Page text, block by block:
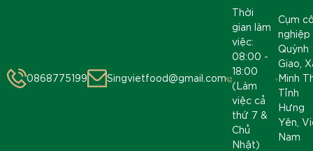
0868775199 Singvietfood@gmail.com
Thời
gian làm
việc:
08:00 -
18:00
(Làm
việc cả
thứ 7 &
Chủ
Nhật)
Cụm
nghiệp
Quỳnh
Giao,
Minh
Tỉnh
Hưng
Yên,
Nam